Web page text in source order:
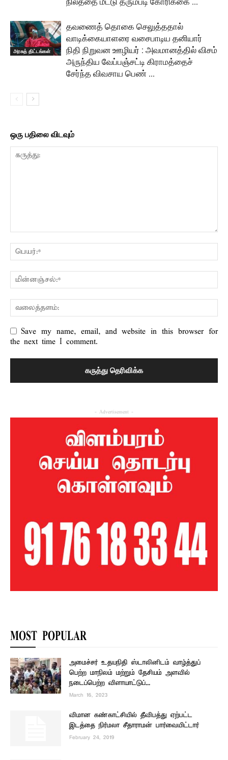
அரசுத் திட்டங்கள்
தவணைத் தொகை செலுத்ததால்
வாடிக்கையாளரை வசைபாடிய தனியார்
நிதி நிறுவன ஊழியர் : அவமானத்தில் விசம்
அருந்திய வேப்பஞ்சட்டி கிராமத்தைச்
சேர்ந்த விவசாய பெண் …
ஒரு பதிலை விடவும்
Save my name, email, and website in this browser for
the next time I comment.
- Advertisement -
MOST POPULAR
அமைச்சர் உதயநிதி ஸ்டாலினிடம் வாழ்த்துப்
பெற்ற மாநிலம் மற்றும் தேசியம் அளவில்
நடைப்பெற்ற விளாயாட்டுப்...
March 16, 2023
விமான கண்காட்சியில் தீவிபத்து ஏற்பட்ட
இடத்தை நிர்மலா சீதாராமன் பார்வையிட்டார்
February 24, 2019